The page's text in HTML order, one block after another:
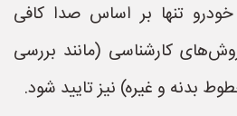
تنها بر اساس صدا کافی
کارشناسی (مانند بررسی
بدنه و غیره) نیز تایید شود.